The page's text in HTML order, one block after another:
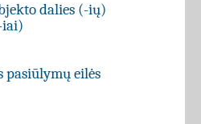
dalies (-ių)
pasiūlymų eilės